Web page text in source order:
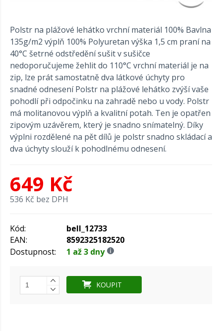
Polstr na plážové lehátko vrchní materiál 100% Bavlna
135g/m2 výplň 100% Polyuretan výška 1,5 cm praní na
40°C šetrné odstředění sušit v sušičce
nedoporučujeme žehlit do 110°C vrchní materiál je na
zip, lze prát samostatně dva látkové úchyty pro
snadné odnesení Polstr na plážové lehátko zvýší vaše
pohodlí při odpočinku na zahradě nebo u vody. Polstr
má molitanovou výplň a kvalitní potah. Ten je opatřen
zipovým uzávěrem, který je snadno snímatelný. Díky
výplni rozdělené na pět dílů je polstr snadno skládací a
dva úchyty slouží k pohodlnému odnesení.
649 Kč
536 Kč bez DPH
Kód:
bell_12733
EAN:
8592325182520
Dostupnost:
1 až 3 dny
KOUPIT